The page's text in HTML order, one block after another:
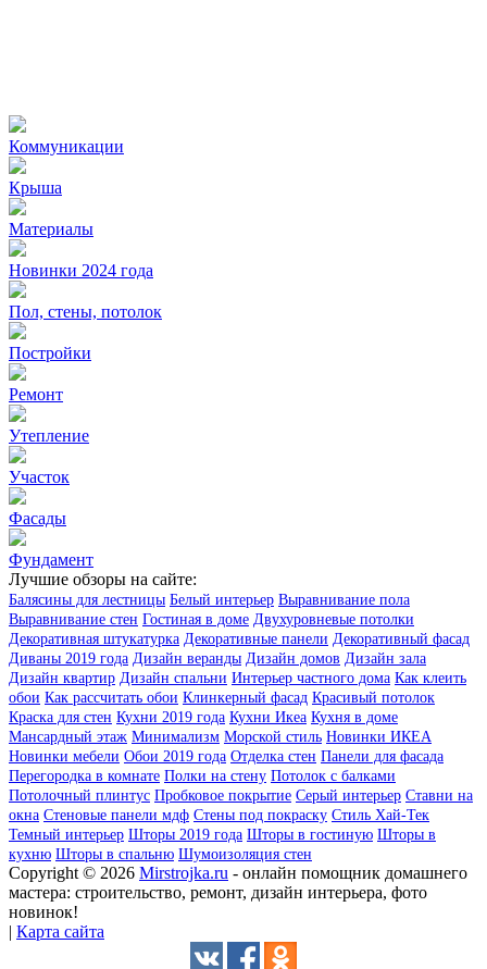
Коммуникации
Крыша
Материалы
Новинки 2024 года
Пол, стены, потолок
Постройки
Ремонт
Утепление
Участок
Фасады
Фундамент
Лучшие обзоры на сайте:
Балясины для лестницы Белый интерьер Выравнивание пола
Выравнивание стен Гостиная в доме Двухуровневые потолки
Декоративная штукатурка Декоративные панели Декоративный фасад
Диваны 2019 года Дизайн веранды Дизайн домов Дизайн зала
Дизайн квартир Дизайн спальни Интерьер частного дома Как клеить
обои Как рассчитать обои Клинкерный фасад Красивый потолок
Краска для стен Кухни 2019 года Кухни Икеа Кухня в доме
Мансардный этаж Минимализм Морской стиль Новинки ИКЕА
Новинки мебели Обои 2019 года Отделка стен Панели для фасада
Перегородка в комнате Полки на стену Потолок с балками
Потолочный плинтус Пробковое покрытие Серый интерьер Ставни на
окна Стеновые панели мдф Стены под покраску Стиль Хай-Тек
Темный интерьер Шторы 2019 года Шторы в гостиную Шторы в
кухню Шторы в спальню Шумоизоляция стен
Copyright © 2026 Mirstrojka.ru - онлайн помощник домашнего
мастера: строительство, ремонт, дизайн интерьера, фото
новинок!
| Карта сайта